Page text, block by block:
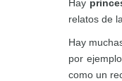
Hay
relatos de
Hay
por
como un